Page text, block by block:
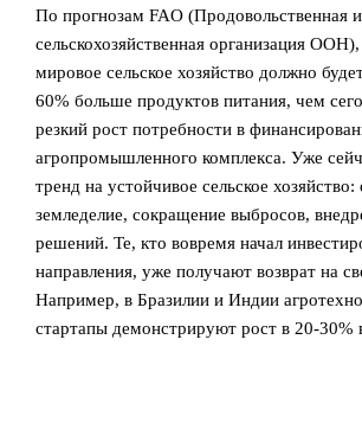
По прогнозам FAO (Продовольственная и
сельскохозяйственная организация
мировое сельское хозяйство должно
60% больше продуктов питания, чем
резкий рост потребности в
агропромышленного комплекса. Уже
тренд на устойчивое сельское хозяйство:
земледелие, сокращение выбросов,
решений. Те, кто вовремя начал
направления, уже получают возврат на
Например, в Бразилии и Индии
стартапы демонстрируют рост в 20-30%